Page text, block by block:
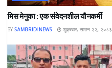
मिस मेनुका : एक संवेदनशील यौनकर्मी
BY SAMBRIDINEWS शुक्रबार, साउन २२, २०८३